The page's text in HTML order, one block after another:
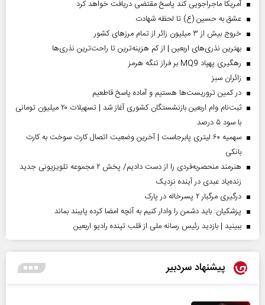
آمریکا ماجراجویی کند پاسخ مقتضی دریافت خواهد کرد
عشق به حسین (ع) تا لحظه شهادت
خروج بیش از ۳ میلیون زائر از تمام مرز‌های کشور
بهترین نذری‌های اربعین | از کم هزینه‌ترین تا راحت‌ترین نذری‌ها
رهگیری پهپاد MQ9 بر فراز تنگه هرمز
‌زائران سبز
در کمین تروریست‌ها هستیم و آماده پاسخ قاطعیم
ثبت‌نام وام اربعین بازنشستگان کشوری آغاز شد | تسهیلات ۲۰ میلیون تومانی
با سود ۵ درصد
سهمیه ۶۰ لیتری پابرجاست | آخرین وضعیت اتصال کارت سوخت به کارت
بانکی
هنرمند منحصر‌به‌فردی را از دست دادیم/ پخش ۲ مجموعه تلویزیونی جدید
زنده‌یاد عبدی در آینده نزدیک
درگیری مرگبار ۲ پسرخاله در پارک
پزشکیان: باید دشمن را وادار کنیم به آنچه امضا کرده پایبند بماند
ببینید | بازدید رئیس رسانه ملی از قلب تپنده رادیو اربعین
پیشنهاد سردبیر